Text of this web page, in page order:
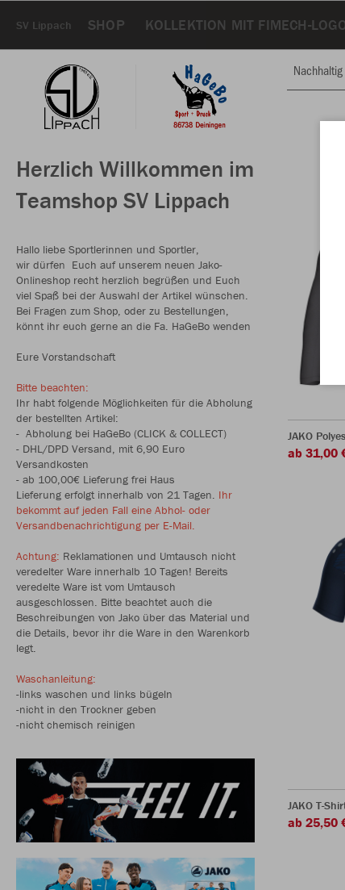
SV Lippach SHOP KOLLEKTION MIT FIMECH-
Herzlich Willkommen im
Teamshop SV Lippach
Hallo liebe Sportlerinnen und Sportler,
wir dürfen Euch auf unserem neuen Jako-
Onlineshop recht herzlich begrüßen und Euch
viel Spaß bei der Auswahl der Artikel wünschen.
Bei Fragen zum Shop, oder zu Bestellungen,
könnt ihr euch gerne an die Fa. HaGeBo wenden
Eure Vorstandschaft
Bitte beachten:
Ihr habt folgende Möglichkeiten für die Abholung
der bestellten Artikel:
- Abholung bei HaGeBo (CLICK & COLLECT)
- DHL/DPD Versand, mit 6,90 Euro
Versandkosten
- ab 100,00€ Lieferung frei Haus
Lieferung erfolgt innerhalb von 21 Tagen. Ihr
bekommt auf jeden Fall eine Abhol- oder
Versandbenachrichtigung per E-Mail.
Achtung: Reklamationen und Umtausch nicht
veredelter Ware innerhalb 10 Tagen! Bereits
veredelte Ware ist vom Umtausch
ausgeschlossen. Bitte beachtet auch die
Beschreibungen von Jako über das Material und
die Details, bevor ihr die Ware in den Warenkorb
legt.
Waschanleitung:
-links waschen und links bügeln
-nicht in den Trockner geben
-nicht chemisch reinigen
Nachhaltig
JAKO
ab 31,00
JAKO T-
ab 25,50